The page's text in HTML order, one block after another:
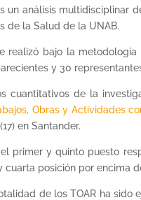
un análisis multidisciplinar
de la Salud de la UNAB.
realizó bajo la
y 30
cuantitativos de la
Obras y Actividades
en Santander.
primer y quinto puesto
cuarta posición por encima
de los TOAR ha